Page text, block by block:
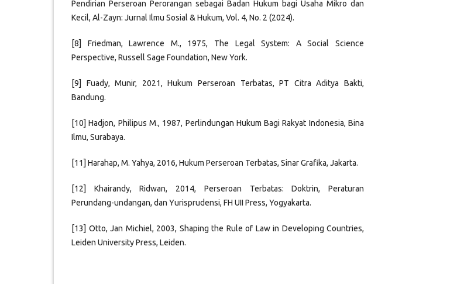
Pendirian Perseroan Perorangan sebagai Badan Hukum bagi Usaha Mikro dan
Kecil, Al-Zayn: Jurnal Ilmu Sosial & Hukum, Vol. 4, No. 2 (2024).
[8] Friedman, Lawrence M., 1975, The Legal System: A Social Science
Perspective, Russell Sage Foundation, New York.
[9] Fuady, Munir, 2021, Hukum Perseroan Terbatas, PT Citra Aditya Bakti,
Bandung.
[10] Hadjon, Philipus M., 1987, Perlindungan Hukum Bagi Rakyat Indonesia, Bina
Ilmu, Surabaya.
[11] Harahap, M. Yahya, 2016, Hukum Perseroan Terbatas, Sinar Grafika, Jakarta.
[12] Khairandy, Ridwan, 2014, Perseroan Terbatas: Doktrin, Peraturan
Perundang-undangan, dan Yurisprudensi, FH UII Press, Yogyakarta.
[13] Otto, Jan Michiel, 2003, Shaping the Rule of Law in Developing Countries,
Leiden University Press, Leiden.